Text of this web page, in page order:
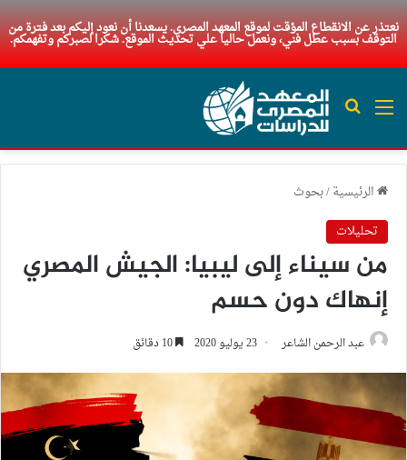
نعتذر عن الانقطاع المؤقت لموقع المعهد المصري. يسعدنا أن نعود إليكم بعد فترة من
التوقف بسبب عطل فني، ونعمل حاليا علي تحديث الموقع. شكرا لصبركم وتفهمكم.
القائمة بحث عن
الرئيسية/بحوث
تحليلات
من سيناء إلى ليبيا: الجيش المصري
إنهاك دون حسم
عبد الرحمن الشاعر 23 يوليو 2020